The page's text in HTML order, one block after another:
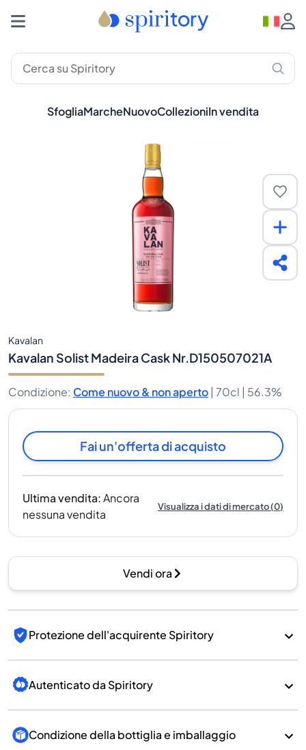
SfogliaMarcheNuovoCollezioniIn vendita
Kavalan
Kavalan Solist Madeira Cask Nr.D150507021A
Condizione: Come nuovo & non aperto | 70cl | 56.3%
Fai un'offerta di acquisto
Ultima vendita:Ancora
nessuna vendita
Visualizza i dati di mercato(0)
Vendi ora
Protezione dell'acquirente Spiritory
Autenticato da Spiritory
Condizione della bottiglia e imballaggio